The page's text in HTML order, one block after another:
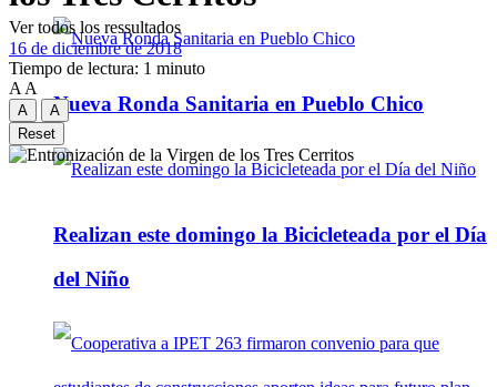
Nueva Ronda Sanitaria en Pueblo Chico
Realizan este domingo la Bicicleteada por el Día
del Niño
Ver todos los ressultados
16 de diciembre de 2018
Tiempo de lectura: 1 minuto
A A
A
A
Reset